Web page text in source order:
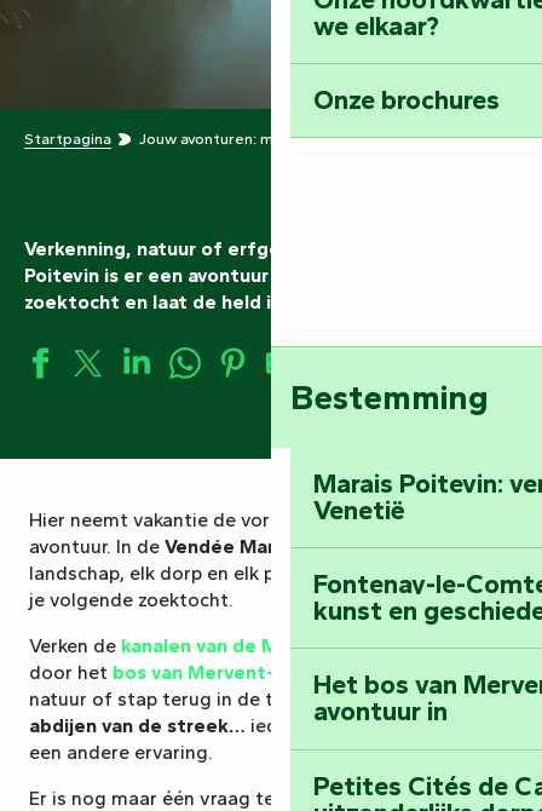
we elkaar?
Onze brochures
Bestemming
Marais Poitevin:
Venetië
Fontenay-le-
kunst en
Het bos van
avontuur in
Petites Cités de
Startpagina Jouw avonturen: maak de held in jezelf wakker
Verkenning, natuur of erfgoed: in de Vendée Marais
Poitevin is er een avontuur voor iedereen. Kies je
zoektocht en laat de held in je ontwaken.
Hier neemt vakantie de vorm aan van een echt
avontuur. In de Vendée Marais Poitevinkan elk
landschap, elk dorp en elk pad het decor worden van
je volgende zoektocht.
Verken de kanalen van de Marais Poitevin, wandel
door het bos van Mervent-Vouvant
, observeer de
natuur of stap terug in de tijd door dedorpen en
abdijen van de streek… iedereen kan genieten van
een andere ervaring.
Er is nog maar één vraag te beantwoorden: